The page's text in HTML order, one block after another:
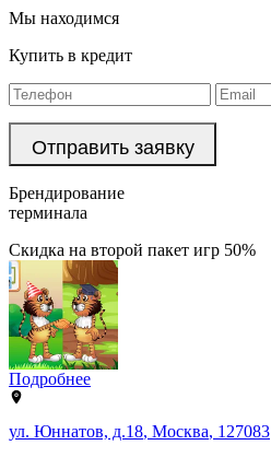
Мы находимся
Купить в кредит
Брендирование
терминала
Скидка на второй пакет игр 50%
Подробнее
ул. Юннатов, д.18, Москва, 127083